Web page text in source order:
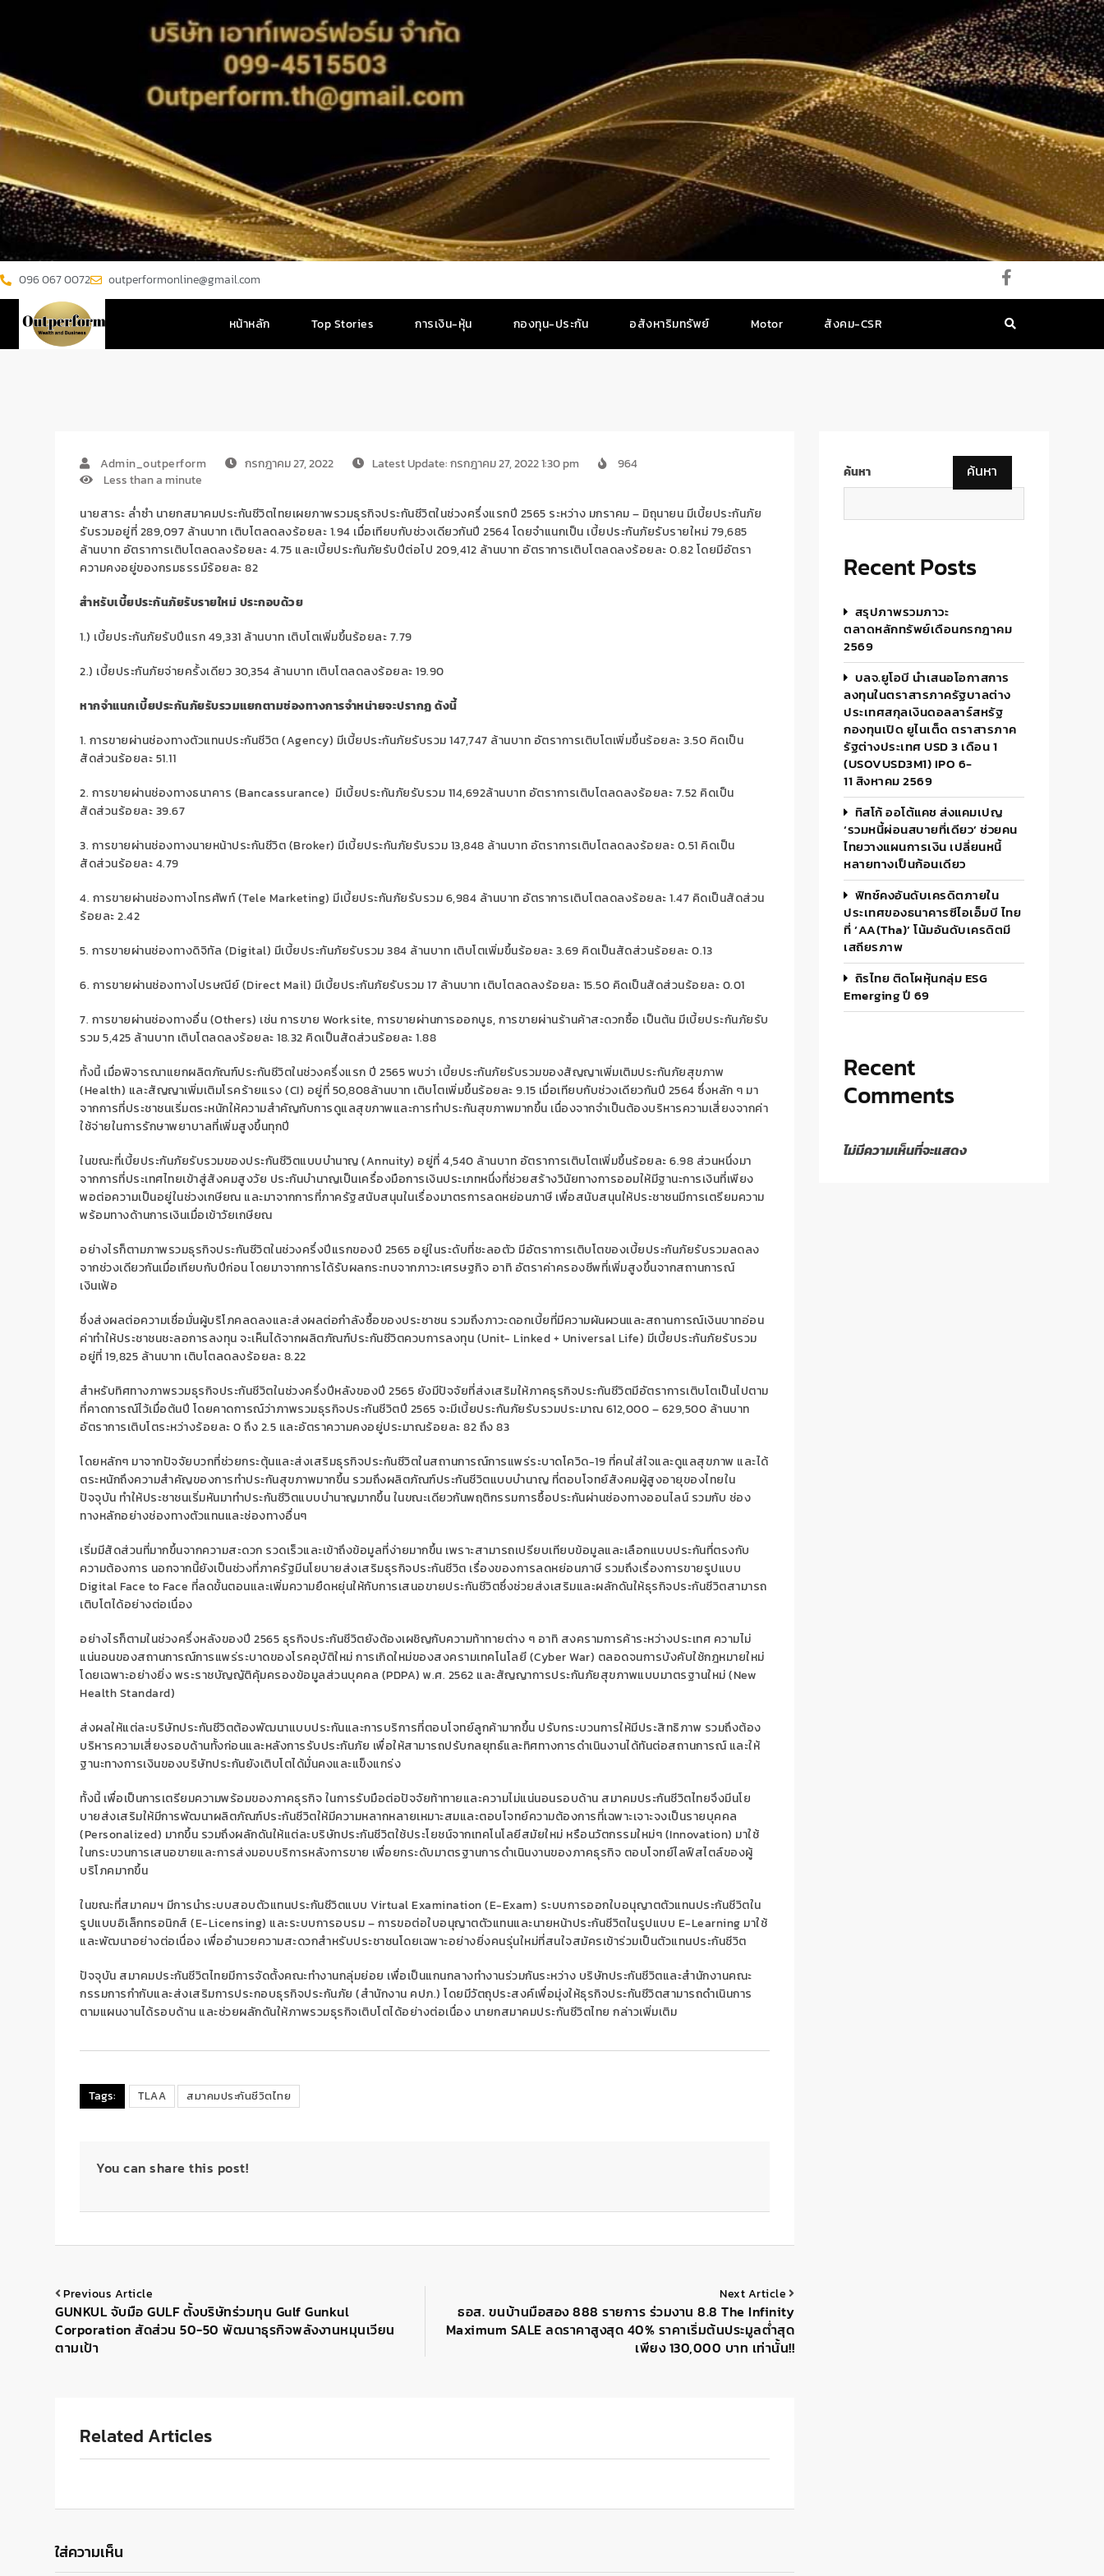
096 067 0072 outperformonline@gmail.com
หน้าหลัก Top Stories การเงิน-หุ้น กองทุน-ประกัน อสังหาริมทรัพย์ Motor สังคม-CSR
Admin_outperform กรกฎาคม 27, 2022 Latest Update: กรกฎาคม 27, 2022 1:30 pm
964
Less than a minute
นายสาระ ล่ำซำ นายกสมาคมประกันชีวิตไทยเผยภาพรวมธุรกิจประกันชีวิตในช่วงครึ่งแรกปี 2565 ระหว่าง มกราคม– มิถุนายน มีเบี้ยประกันภัย
รับรวมอยู่ที่289,097 ล้านบาท เติบโตลดลงร้อยละ1.94 เมื่อเทียบกับช่วงเดียวกันปี 2564โดยจำแนกเป็น เบี้ยประกันภัยรับรายใหม่79,685
ล้านบาท อัตราการเติบโตลดลงร้อยละ4.75 และเบี้ยประกันภัยรับปีต่อไป 209,412 ล้านบาท อัตราการเติบโตลดลงร้อยละ0.82โดยมีอัตรา
ความคงอยู่ของกรมธรรม์ร้อยละ82
สำหรับเบี้ยประกันภัยรับรายใหม่ ประกอบด้วย
1.) เบี้ยประกันภัยรับปีแรก49,331 ล้านบาท เติบโตเพิ่มขึ้นร้อยละ7.79
2.) เบี้ยประกันภัยจ่ายครั้งเดียว30,354 ล้านบาท เติบโตลดลงร้อยละ19.90
หากจำแนกเบี้ยประกันภัยรับรวมแยกตามช่องทางการจำหน่ายจะปรากฏ ดังนี้
1. การขายผ่านช่องทางตัวแทนประกันชีวิต (Agency) มีเบี้ยประกันภัยรับรวม147,747 ล้านบาท อัตราการเติบโตเพิ่มขึ้นร้อยละ3.50 คิดเป็น
สัดส่วนร้อยละ51.11
2. การขายผ่านช่องทางธนาคาร (Bancassurance) มีเบี้ยประกันภัยรับรวม114,692ล้านบาท อัตราการเติบโตลดลงร้อยละ7.52 คิดเป็น
สัดส่วนร้อยละ39.67
3. การขายผ่านช่องทางนายหน้าประกันชีวิต (Broker) มีเบี้ยประกันภัยรับรวม13,848 ล้านบาท อัตราการเติบโตลดลงร้อยละ0.51 คิดเป็น
สัดส่วนร้อยละ4.79
4. การขายผ่านช่องทางโทรศัพท์ (Tele Marketing) มีเบี้ยประกันภัยรับรวม6,984 ล้านบาท อัตราการเติบโตลดลงร้อยละ1.47 คิดเป็นสัดส่วน
ร้อยละ2.42
5. การขายผ่านช่องทางดิจิทัล (Digital) มีเบี้ยประกันภัยรับรวม384 ล้านบาท เติบโตเพิ่มขึ้นร้อยละ3.69 คิดเป็นสัดส่วนร้อยละ0.13
6. การขายผ่านช่องทางไปรษณีย์ (Direct Mail) มีเบี้ยประกันภัยรับรวม17 ล้านบาท เติบโตลดลงร้อยละ15.50 คิดเป็นสัดส่วนร้อยละ0.01
7. การขายผ่านช่องทางอื่น (Others) เช่น การขาย Worksite,การขายผ่านการออกบูธ,การขายผ่านร้านค้าสะดวกซื้อ เป็นต้น มีเบี้ยประกันภัยรับ
รวม5,425 ล้านบาท เติบโตลดลงร้อยละ18.32 คิดเป็นสัดส่วนร้อยละ1.88
ทั้งนี้ เมื่อพิจารณาแยกผลิตภัณฑ์ประกันชีวิตในช่วงครึ่งแรก ปี 2565พบว่า เบี้ยประกันภัยรับรวมของสัญญาเพิ่มเติมประกันภัยสุขภาพ
(Health) และสัญญาเพิ่มเติมโรคร้ายแรง(CI) อยู่ที่50,808ล้านบาท เติบโตเพิ่มขึ้นร้อยละ9.15 เมื่อเทียบกับช่วงเดียวกันปี 2564 ซึ่งหลัก ๆ มา
จากการที่ประชาชนเริ่มตระหนักให้ความสำคัญกับการดูแลสุขภาพและการทำประกันสุขภาพมากขึ้น เนื่องจากจำเป็นต้องบริหารความเสี่ยงจากค่า
ใช้จ่ายในการรักษาพยาบาลที่เพิ่มสูงขึ้นทุกปี
ในขณะที่เบี้ยประกันภัยรับรวมของประกันชีวิตแบบบำนาญ (Annuity) อยู่ที่ 4,540 ล้านบาท อัตราการเติบโตเพิ่มขึ้นร้อยละ 6.98 ส่วนหนึ่งมา
จากการที่ประเทศไทยเข้าสู่สังคมสูงวัย ประกันบำนาญเป็นเครื่องมือการเงินประเภทหนึ่งที่ช่วยสร้างวินัยทางการออมให้มีฐานะการเงินที่เพียง
พอต่อความเป็นอยู่ในช่วงเกษียณ และมาจากการที่ภาครัฐสนับสนุนในเรื่องมาตรการลดหย่อนภาษี เพื่อสนับสนุนให้ประชาชนมีการเตรียมความ
พร้อมทางด้านการเงินเมื่อเข้าวัยเกษียณ
อย่างไรก็ตามภาพรวมธุรกิจประกันชีวิตในช่วงครึ่งปีแรกของปี 2565 อยู่ในระดับที่ชะลอตัว มีอัตราการเติบโตของเบี้ยประกันภัยรับรวมลดลง
จากช่วงเดียวกันเมื่อเทียบกับปีก่อนโดยมาจากการได้รับผลกระทบจากภาวะเศรษฐกิจ อาทิ อัตราค่าครองชีพที่เพิ่มสูงขึ้นจากสถานการณ์
เงินเฟ้อ
ซึ่งส่งผลต่อความเชื่อมั่นผู้บริโภคลดลงและส่งผลต่อกำลังซื้อของประชาชน รวมถึงภาวะดอกเบี้ยที่มีความผันผวนและสถานการณ์เงินบาทอ่อน
ค่าทำให้ประชาชนชะลอการลงทุน จะเห็นได้จากผลิตภัณฑ์ประกันชีวิตควบการลงทุน(Unit- Linked + Universal Life) มีเบี้ยประกันภัยรับรวม
อยู่ที่19,825 ล้านบาท เติบโตลดลงร้อยละ 8.22
สำหรับทิศทางภาพรวมธุรกิจประกันชีวิตในช่วงครึ่งปีหลังของปี 2565 ยังมีปัจจัยที่ส่งเสริมให้ภาคธุรกิจประกันชีวิตมีอัตราการเติบโตเป็นไปตาม
ที่คาดการณ์ไว้เมื่อต้นปี โดยคาดการณ์ว่าภาพรวมธุรกิจประกันชีวิตปี 2565 จะมีเบี้ยประกันภัยรับรวมประมาณ 612,000 – 629,500 ล้านบาท
อัตราการเติบโตระหว่างร้อยละ 0 ถึง 2.5 และอัตราความคงอยู่ประมาณร้อยละ 82 ถึง 83
โดยหลักๆ มาจากปัจจัยบวกที่ช่วยกระตุ้นและส่งเสริมธุรกิจประกันชีวิตในสถานการณ์การแพร่ระบาดโควิด-19 ที่คนใส่ใจและดูแลสุขภาพ และได้
ตระหนักถึงความสำคัญของการทำประกันสุขภาพมากขึ้น รวมถึงผลิตภัณฑ์ประกันชีวิตแบบบำนาญ ที่ตอบโจทย์สังคมผู้สูงอายุของไทยใน
ปัจจุบัน ทำให้ประชาชนเริ่มหันมาทำประกันชีวิตแบบบำนาญมากขึ้นในขณะเดียวกันพฤติกรรมการซื้อประกันผ่านช่องทางออนไลน์รวมกับ ช่อง
ทางหลักอย่างช่องทางตัวแทนและช่องทางอื่นๆ
เริ่มมีสัดส่วนที่มากขึ้นจากความสะดวก รวดเร็วและเข้าถึงข้อมูลที่ง่ายมากขึ้น เพราะสามารถเปรียบเทียบข้อมูลและเลือกแบบประกันที่ตรงกับ
ความต้องการ นอกจากนี้ยังเป็นช่วงที่ภาครัฐมีนโยบายส่งเสริมธุรกิจประกันชีวิต เรื่องของการลดหย่อนภาษี รวมถึงเรื่องการขายรูปแบบ
Digital Face to Face ที่ลดขั้นตอนและเพิ่มความยืดหยุ่นให้กับการเสนอขายประกันชีวิตซึ่งช่วยส่งเสริมและผลักดันให้ธุรกิจประกันชีวิตสามารถ
เติบโตได้อย่างต่อเนื่อง
อย่างไรก็ตามในช่วงครึ่งหลังของปี 2565 ธุรกิจประกันชีวิตยังต้องเผชิญกับความท้าทายต่าง ๆ อาทิ สงครามการค้าระหว่างประเทศ ความไม่
แน่นอนของสถานการณ์การแพร่ระบาดของโรคอุบัติใหม่ การเกิดใหม่ของสงครามเทคโนโลยี (Cyber War) ตลอดจนการบังคับใช้กฎหมายใหม่
โดยเฉพาะอย่างยิ่งพระราชบัญญัติคุ้มครองข้อมูลส่วนบุคคล (PDPA) พ.ศ. 2562 และสัญญาการประกันภัยสุขภาพแบบมาตรฐานใหม่ (New
Health Standard)
ส่งผลให้แต่ละบริษัทประกันชีวิตต้องพัฒนาแบบประกันและการบริการที่ตอบโจทย์ลูกค้ามากขึ้น ปรับกระบวนการให้มีประสิทธิภาพ รวมถึงต้อง
บริหารความเสี่ยงรอบด้านทั้งก่อนและหลังการรับประกันภัย เพื่อให้สามารถปรับกลยุทธ์และทิศทางการดำเนินงานได้ทันต่อสถานการณ์และให้
ฐานะทางการเงินของบริษัทประกันยังเติบโตได้มั่นคงและแข็งแกร่ง
ทั้งนี้ เพื่อเป็นการเตรียมความพร้อมของภาคธุรกิจในการรับมือต่อปัจจัยท้าทายและความไม่แน่นอนรอบด้าน สมาคมประกันชีวิตไทยจึงมีนโย
บายส่งเสริมให้มีการพัฒนาผลิตภัณฑ์ประกันชีวิตให้มีความหลากหลายเหมาะสมและตอบโจทย์ความต้องการที่เฉพาะเจาะจงเป็นรายบุคคล
(Personalized) มากขึ้น รวมถึงผลักดันให้แต่ละบริษัทประกันชีวิตใช้ประโยชน์จากเทคโนโลยีสมัยใหม่ หรือนวัตกรรมใหม่ๆ (Innovation) มาใช้
ในกระบวนการเสนอขายและการส่งมอบบริการหลังการขาย เพื่อยกระดับมาตรฐานการดำเนินงานของภาคธุรกิจ ตอบโจทย์ไลฟ์สไตล์ของผู้
บริโภคมากขึ้น
ในขณะที่สมาคมฯ มีการนำระบบสอบตัวแทนประกันชีวิตแบบ Virtual Examination (E-Exam) ระบบการออกใบอนุญาตตัวแทนประกันชีวิตใน
รูปแบบอิเล็กทรอนิกส์ (E-Licensing) และระบบการอบรม–การขอต่อใบอนุญาตตัวแทนและนายหน้าประกันชีวิตในรูปแบบ E-Learning มาใช้
และพัฒนาอย่างต่อเนื่อง เพื่ออำนวยความสะดวกสำหรับประชาชนโดยเฉพาะอย่างยิ่งคนรุ่นใหม่ที่สนใจสมัครเข้าร่วมเป็นตัวแทนประกันชีวิต
ปัจจุบัน สมาคมประกันชีวิตไทยมีการจัดตั้งคณะทำงานกลุ่มย่อย เพื่อเป็นแกนกลางทำงานร่วมกันระหว่าง บริษัทประกันชีวิตและสำนักงานคณะ
กรรมการกำกับและส่งเสริมการประกอบธุรกิจประกันภัย (สำนักงาน คปภ.) โดยมีวัตถุประสงค์เพื่อมุ่งให้ธุรกิจประกันชีวิตสามารถดำเนินการ
ตามแผนงานได้รอบด้าน และช่วยผลักดันให้ภาพรวมธุรกิจเติบโตได้อย่างต่อเนื่อง นายกสมาคมประกันชีวิตไทย กล่าวเพิ่มเติม
Tags: TLAA สมาคมประกันชีวิตไทย
You can share this post!
Previous Article
GUNKUL จับมือ GULF ตั้งบริษัทร่วมทุน Gulf Gunkul
Corporation สัดส่วน 50-50 พัฒนาธุรกิจพลังงานหมุนเวียน
ตามเป้า
Next Article
ธอส. ขนบ้านมือสอง 888 รายการ ร่วมงาน 8.8 The Infinity
Maximum SALE ลดราคาสูงสุด 40% ราคาเริ่มต้นประมูลต่ำสุด
เพียง 130,000 บาท เท่านั้น!!
Related Articles
ใส่ความเห็น
ค้นหา ค้นหา
Recent Posts
สรุปภาพรวมภาวะ
ตลาดหลักทรัพย์เดือนกรกฎาคม
2569
บลจ.ยูโอบี นำเสนอโอกาสการ
ลงทุนในตราสารภาครัฐบาลต่าง
ประเทศสกุลเงินดอลลาร์สหรัฐ
กองทุนเปิด ยูไนเต็ด ตราสารภาค
รัฐต่างประเทศ USD 3 เดือน 1
(USOVUSD3M1) IPO 6-
11 สิงหาคม 2569
ทิสโก้ ออโต้แคช ส่งแคมเปญ
‘รวมหนี้ผ่อนสบายที่เดียว’ ช่วยคน
ไทยวางแผนการเงิน เปลี่ยนหนี้
หลายทางเป็นก้อนเดียว
ฟิทช์คงอันดับเครดิตภายใน
ประเทศของธนาคารซีไอเอ็มบี ไทย
ที่ ‘AA(tha)’ โน้มอันดับเครดิตมี
เสถียรภาพ
ถิรไทย ติดโผหุ้นกลุ่ม ESG
Emerging ปี 69
Recent
Comments
ไม่มีความเห็นที่จะแสดง